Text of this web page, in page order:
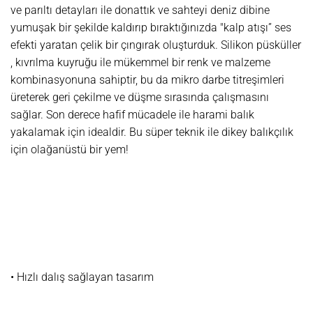
ve parıltı detayları ile donattık ve sahteyi deniz dibine
yumuşak bir şekilde kaldırıp bıraktığınızda "kalp atışı” ses
efekti yaratan çelik bir çıngırak oluşturduk. Silikon püsküller
, kıvrılma kuyruğu ile mükemmel bir renk ve malzeme
kombinasyonuna sahiptir, bu da mikro darbe titreşimleri
üreterek geri çekilme ve düşme sırasında çalışmasını
sağlar. Son derece hafif mücadele ile harami balık
yakalamak için idealdir. Bu süper teknik ile dikey balıkçılık
için olağanüstü bir yem!
• Hızlı dalış sağlayan tasarım